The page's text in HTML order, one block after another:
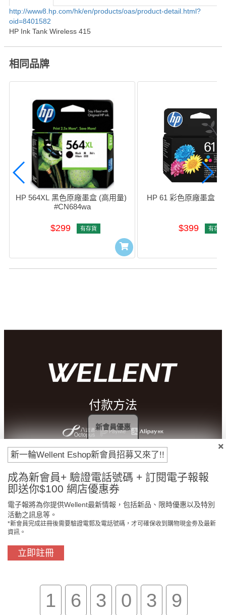
產品資料
http://www8.hp.com/hk/en/products/oas/product-detail.html?
oid=8401582
HP Ink Tank Wireless 415
相同品牌
HP 564XL 黑色原廠墨盒 (高用量)
#CN684wa
$299 有存貨
HP 61 彩色原廠墨盒
$399 有存貨
付款方法
門市免費自取 原裝行貨保證
關於我們
新一輪Wellent Eshop新會員招募又來了!!
成為新會員+ 驗證電話號碼 + 訂閱電子報報
即送你$100 網店優惠券
電子報將為你提供Wellent最新情報，包括新品、限時優惠以及特別
活動之訊息等。
*新會員完成註冊後需要驗證電郵及電話號碼，才可確保收到購物現金劵及最新
資訊。
立即註冊
1 6 3 0 3 9
新會員優惠